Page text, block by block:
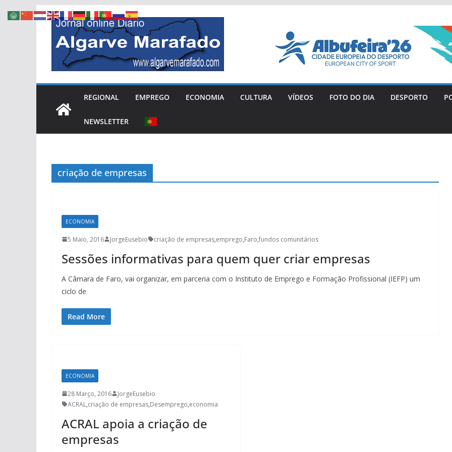
Skip
content
REGIONAL EMPREGO ECONOMIA CULTURA VÍDEOS FOTO DO DIA DESPORTO
NEWSLETTER
criação de empresas
ECONOMIA
5 Maio, 2016 JorgeEusebio criação de empresas,emprego,Faro,fundos comunitários
Sessões informativas para quem quer criar empresas
A Câmara de Faro, vai organizar, em parceria com o Instituto de Emprego e Formação Profissional (IEFP) um
ciclo de
Read More
ECONOMIA
28 Março, 2016
JorgeEusebio
ACRAL,criação de empresas,Desemprego,economia
ACRAL apoia a criação de
empresas